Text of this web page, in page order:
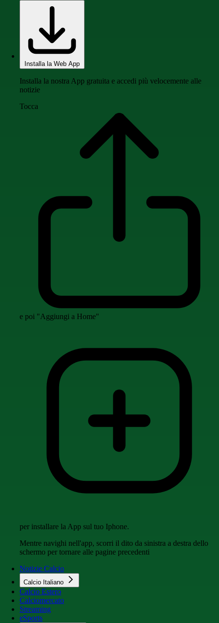
Installa la Web App
Installa la nostra App gratuita e accedi più velocemente alle
notizie
Tocca
e poi "Aggiungi a Home"
per installare la App sul tuo Iphone.
Mentre navighi nell'app, scorri il dito da sinistra a destra dello
schermo per tornare alle pagine precedenti
Notizie Calcio
Calcio Italiano
Calcio Estero
Calciomercato
Streaming
eSports